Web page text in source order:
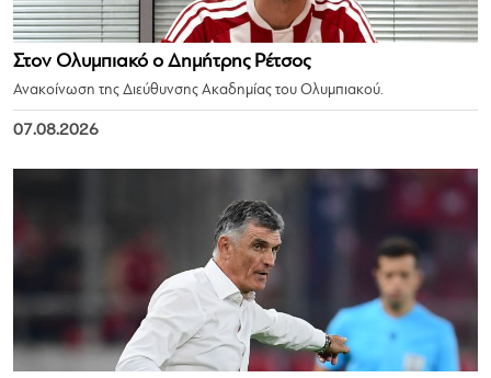
Στον Ολυμπιακό ο Δημήτρης Ρέτσος
Ανακοίνωση της Διεύθυνσης Ακαδημίας του Ολυμπιακού.
07.08.2026